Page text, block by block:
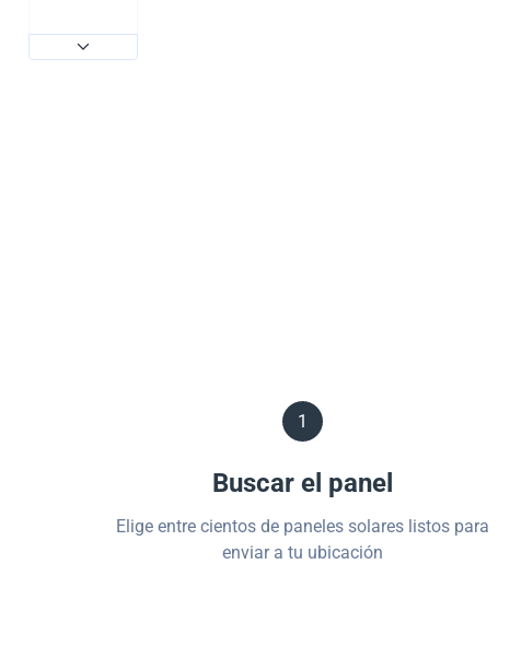
1
Buscar el panel
Elige entre cientos de paneles solares listos para
enviar a tu ubicación